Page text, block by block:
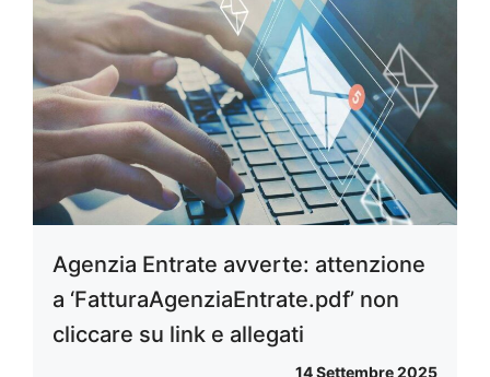
Agenzia Entrate avverte: attenzione
a ‘FatturaAgenziaEntrate.pdf’ non
cliccare su link e allegati
14 Settembre 2025